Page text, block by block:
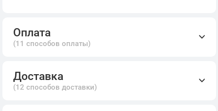
Оплата
(11 способов оплаты)
Доставка
(12 способов доставки)